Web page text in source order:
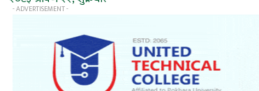
- ADVERTISEMENT -